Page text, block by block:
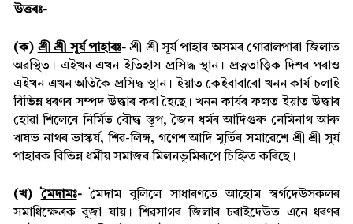
উত্তৰঃ-
(ক) শ্ৰী শ্ৰী সূৰ্য পাহাৰঃ-শ্ৰী শ্ৰী সূৰ্য পাহাৰ অসমৰ গোৱালপাৰা জিলাত
অৱস্থিত। এইখন এখন ইতিহাস প্ৰসিদ্ধ স্থান। প্ৰত্নতাত্ত্বিক দিশৰ পৰাও
এইখন এখন অতিকৈ প্ৰসিদ্ধ স্থান। ইয়াত কেইবাবাৰো খনন কাৰ্য চলাই
বিভিন্ন ধৰণৰ সম্পদ উদ্ধাৰ কৰা হৈছে। খনন কাৰ্যৰ ফলত ইয়াত উদ্ধাৰ
হোৱা শিলেৰে নিৰ্মিত বৌদ্ধ স্তূপ, জৈন ধর্মৰ আদিগুৰু নেমিনাথ আৰু
ঋষভ নাথৰ ভাস্কৰ্য, শিৱ-লিঙ্গ, গণেশ আদি মূৰ্তিৰ সমাৱেশে শ্ৰী শ্ৰী সূৰ্য
পাহাৰক বিভিন্ন ধৰ্মীয় সমাজৰ মিলনভূমিৰূপে চিহ্নিত কৰিছে।
(খ) মৈদামঃ-
মৈদাম বুলিলে সাধাৰণতে আহোম স্বৰ্গদেউসকলৰ
সমাধিক্ষেত্ৰক বুজা যায়। শিৱসাগৰ জিলাৰ চৰাইদেউত এনে ধৰণৰ